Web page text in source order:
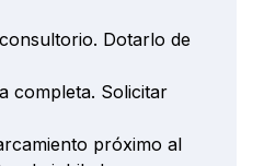
Dotarlo de
completa. Solicitar
próximo al